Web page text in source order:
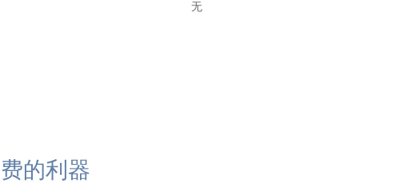
无
的利器